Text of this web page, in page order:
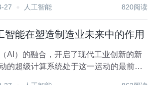
不断出现。 今天，一段宣称完全由 AI
27 人工智能 820阅读
智能在塑造制造业未来中的作用
AI）的融合，开启了现代工业创新的新
的超级计算系统处于这一运动的最前